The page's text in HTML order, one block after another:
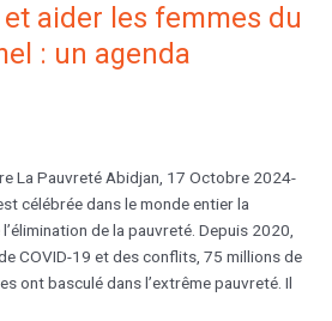
aider les femmes du
: un agenda
La Pauvreté Abidjan, 17 Octobre 2024-
célébrée dans le monde entier la
de la pauvreté. Depuis 2020,
COVID-19 et des conflits, 75 millions de
ont basculé dans l’extrême pauvreté. Il